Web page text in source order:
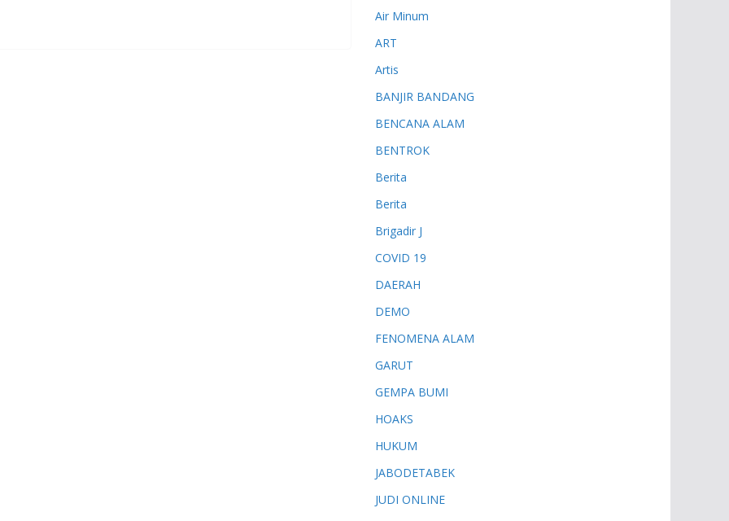
Air Minum
ART
Artis
BANJIR BANDANG
BENCANA ALAM
BENTROK
Berita
Berita
Brigadir J
COVID 19
DAERAH
DEMO
FENOMENA ALAM
GARUT
GEMPA BUMI
HOAKS
HUKUM
JABODETABEK
JUDI ONLINE